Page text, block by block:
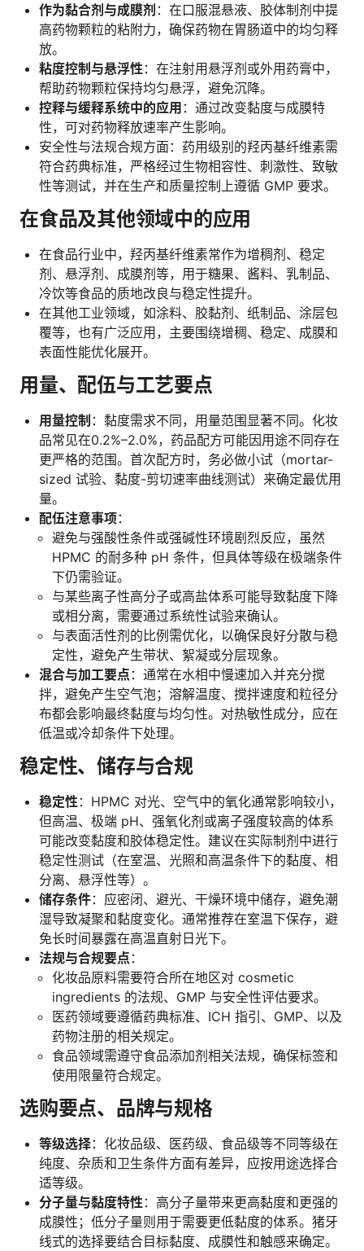
作为黏合剂与成膜剂 ：在口服混悬液、胶体制剂中提
高药物颗粒的粘附力，确保药物在胃肠道中的均匀释
放。
粘度控制与悬浮性：在注射用悬浮剂或外用药膏中，
帮助药物颗粒保持均匀悬浮，避免沉降。
控释与缓释系统中的应用 ：通过改变黏度与成膜特
性，可对药物释放速率产生影响。
安全性与法规合规方面：药用级别的羟丙基纤维素需
符合药典标准，严格经过生物相容性、刺激性、致敏
性等测试，并在生产和质量控制上遵循 GMP 要求。
在食品及其他领域中的应用
在食品行业中，羟丙基纤维素常作为增稠剂、稳定
剂、悬浮剂、成膜剂等，用于糖果、酱料、乳制品、
冷饮等食品的质地改良与稳定性提升。
在其他工业领域，如涂料、胶黏剂、纸制品、涂层包
覆等，也有广泛应用，主要围绕增稠、稳定、成膜和
表面性能优化展开。
用量、配伍与工艺要点
用量控制 ：黏度需求不同，用量范围显著不同。化妆
品常见在0.2%–2.0%，药品配方可能因用途不同存在
更严格的范围。首次配方时，务必做小试（mortar-
sized 试验、黏度-剪切速率曲线测试）来确定最优用
量。
配伍注意事项：
避免与强酸性条件或强碱性环境剧烈反应，虽然
HPMC 的耐多种 pH 条件，但具体等级在极端条件
下仍需验证。
与某些离子性高分子或高盐体系可能导致黏度下降
或相分离，需要通过系统性试验来确认。
与表面活性剂的比例需优化，以确保良好分散与稳
定性，避免产生带状、絮凝或分层现象。
混合与加工要点 ：通常在水相中慢速加入并充分搅
拌，避免产生空气泡；溶解温度、搅拌速度和粒径分
布都会影响最终黏度与均匀性。对热敏性成分，应在
低温或冷却条件下处理。
稳定性、储存与合规
稳定性：HPMC 对光、空气中的氧化通常影响较小，
但高温、极端 pH、强氧化剂或离子强度较高的体系
可能改变黏度和胶体稳定性。建议在实际制剂中进行
稳定性测试（在室温、光照和高温条件下的黏度、相
分离、悬浮性等）。
储存条件：应密闭、避光、干燥环境中储存，避免潮
湿导致凝聚和黏度变化。通常推荐在室温下保存，避
免长时间暴露在高温直射日光下。
法规与合规要点 ：
化妆品原料需要符合所在地区对 cosmetic
ingredients 的法规、GMP 与安全性评估要求。
医药领域要遵循药典标准、ICH 指引、GMP、以及
药物注册的相关规定。
食品领域需遵守食品添加剂相关法规，确保标签和
使用限量符合规定。
选购要点、品牌与规格
等级选择：化妆品级、医药级、食品级等不同等级在
纯度、杂质和卫生条件方面有差异，应按用途选择合
适等级。
分子量与黏度特性：高分子量带来更高黏度和更强的
成膜性；低分子量则用于需要更低黏度的体系。猪牙
线式的选择要结合目标黏度、成膜性和触感来确定。